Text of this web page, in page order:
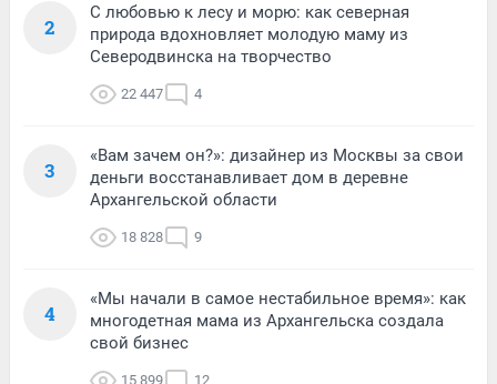
2
С любовью к лесу и морю: как северная
природа вдохновляет молодую маму из
Северодвинска на творчество
22 447 4
3
«Вам зачем он?»: дизайнер из Москвы за свои
деньги восстанавливает дом в деревне
Архангельской области
18 828 9
4
«Мы начали в самое нестабильное время»: как
многодетная мама из Архангельска создала
свой бизнес
15 899 12